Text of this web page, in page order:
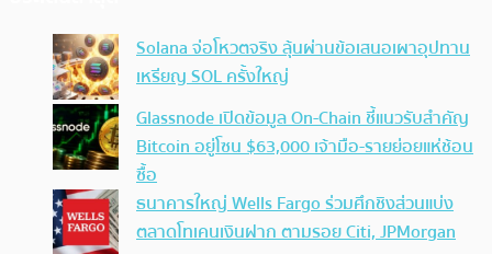
Solana จ่อโหวตจริง ลุ้นผ่านข้อเสนอเผาอุปทาน
เหรียญ SOL ครั้งใหญ่
Glassnode เปิดข้อมูล On-Chain ชี้แนวรับสำคัญ
Bitcoin อยู่โซน $63,000 เจ้ามือ-รายย่อยแห่ช้อน
ซื้อ
ธนาคารใหญ่ Wells Fargo ร่วมศึกชิงส่วนแบ่ง
ตลาดโทเคนเงินฝาก ตามรอย Citi, JPMorgan